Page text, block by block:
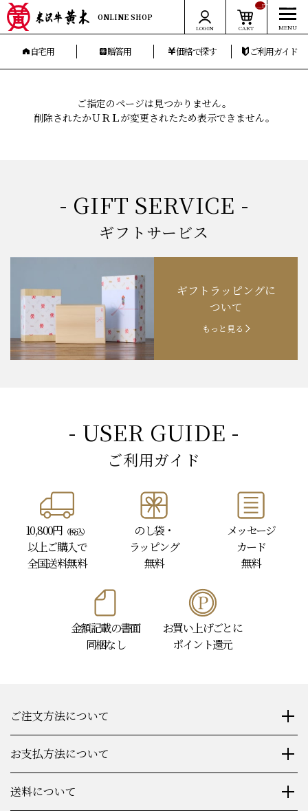
ONLINE SHOP
LOGIN CART
__ITM_CNT__
自宅用 贈答用 価格で探す ご利用ガイド
ご指定のページは見つかりません。
削除されたかＵＲＬが変更されたため表示できません。
- GIFT SERVICE -
ギフトサービス
ギフトラッピングに
ついて
もっと見る
- USER GUIDE -
ご利用ガイド
10,800円 （税込）
以上ご購入で
全国送料無料
のし袋・
ラッピング
無料
メッセージ
カード
無料
金額記載の書面
同梱なし
お買い上げごとに
ポイント還元
ご注文方法について
お支払方法について
送料について